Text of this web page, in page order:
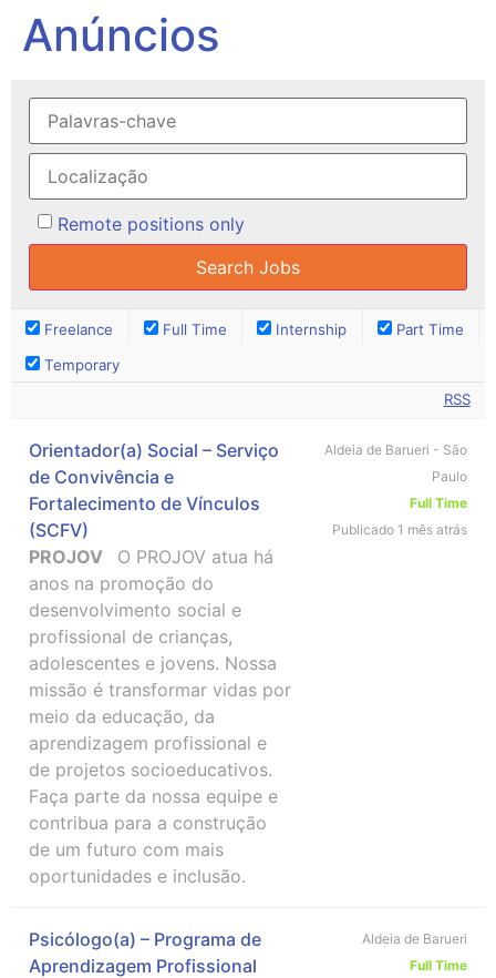
Anúncios
Remote positions only
Freelance Full Time Internship Part Time
Temporary
RSS
Orientador(a) Social – Serviço
de Convivência e
Fortalecimento de Vínculos
(SCFV)
PROJOV
O PROJOV atua há
anos na promoção do
desenvolvimento social e
profissional de crianças,
adolescentes e jovens. Nossa
missão é transformar vidas por
meio da educação, da
aprendizagem profissional e
de projetos socioeducativos.
Faça parte da nossa equipe e
contribua para a construção
de um futuro com mais
oportunidades e inclusão.
Aldeia de Barueri - São
Paulo
Full Time
Publicado 1 mês atrás
Psicólogo(a) – Programa de
Aprendizagem Profissional
Aldeia de Barueri
Full Time